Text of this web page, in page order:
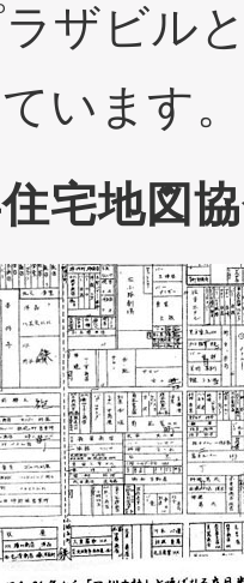
ザビル
います。
住宅地図